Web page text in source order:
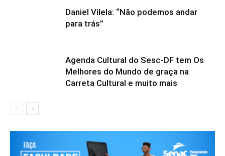
Daniel Vilela: “Não podemos andar
para trás”
Agenda Cultural do Sesc-DF tem Os
Melhores do Mundo de graça na
Carreta Cultural e muito mais